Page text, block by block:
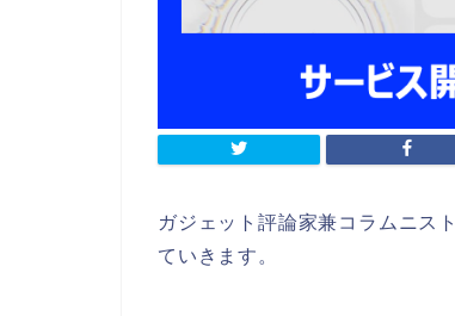
ガジェット評論家兼コラムニス
ていきます。